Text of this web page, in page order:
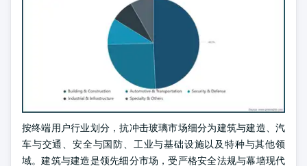
按终端用户行业划分，抗冲击玻璃市场细分为建筑与建造、汽
车与交通、安全与国防、工业与基础设施以及特种与其他领
域。建筑与建造是领先细分市场，受严格安全法规与幕墙现代